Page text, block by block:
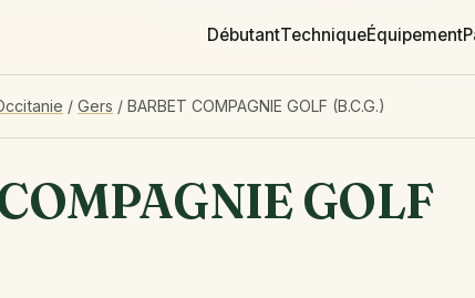
DébutantTechniqueÉquipement
/ Gers / BARBET COMPAGNIE GOLF (B.C.G.)
GOLF